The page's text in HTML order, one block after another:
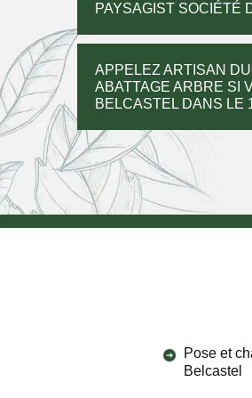
PAYSAGIST SOCIÉTÉ
APPELEZ ARTISAN
ABATTAGE ARBRE SI
BELCASTEL DANS LE
Pose et
Belcastel